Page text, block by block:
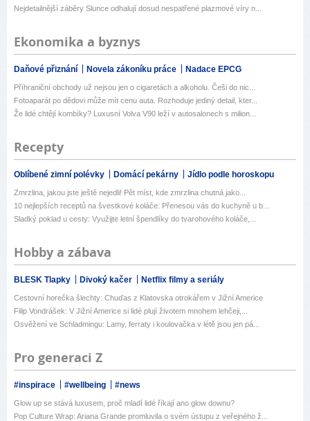
Nejdetailnější záběry Slunce odhalují dosud nespatřené plazmové víry n...
Ekonomika a byznys
Daňové přiznání Novela zákoníku práce Nadace EPCG
Příhraniční obchody už nejsou jen o cigaretách a alkoholu. Češi do nic...
Fotoaparát po dědovi může mít cenu auta. Rozhoduje jediný detail, kter...
Že lidé chtějí kombíky? Luxusní Volva V90 leží v autosalonech s milion...
Recepty
Oblíbené zimní polévky Domácí pekárny Jídlo podle horoskopu
Zmrzlina, jakou jste ještě nejedli! Pět míst, kde zmrzlina chutná jako...
10 nejlepších receptů na švestkové koláče: Přenesou vás do kuchyně u b...
Sladký poklad u cesty: Využijte letní špendlíky do tvarohového koláče,...
Hobby a zábava
BLESK Tlapky Divoký kačer Netflix filmy a seriály
Cestovní horečka šlechty: Chuďas z Klatovska otrokářem v Jižní Americe
Filip Vondrášek: V Jižní Americe si lidé plují životem mnohem lehčeji,...
Osvěžení ve Schladmingu: Lamy, ferraty i koulovačka v létě jsou jen pá...
Pro generaci Z
#inspirace #wellbeing #news
Glow up se stává luxusem, proč mladí lidé říkají ano glow downu?
Pop Culture Wrap: Ariana Grande promluvila o svém ústupu z veřejného ž...